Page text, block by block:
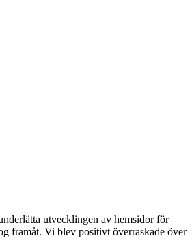
utvecklingen av hemsidor för
framåt. Vi blev positivt överraskade över